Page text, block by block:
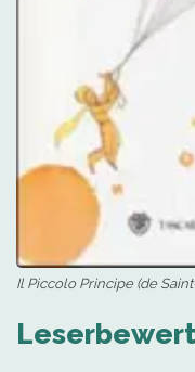
Il Piccolo Principe (de